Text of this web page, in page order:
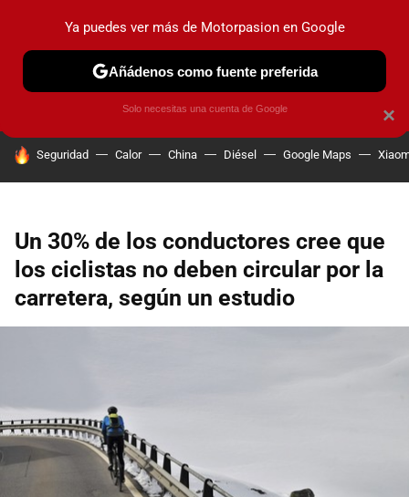
PRUEBAS COCHES ELÉCTRICOS OBSERVATORIO
HOY SE HABLA DE
Seguridad Calor China Diésel Google Maps
Un 30% de los conductores cree que
los ciclistas no deben circular por la
carretera, según un estudio
×
Ya puedes ver más de Motorpasion en Google
Añádenos como fuente preferida
Solo necesitas una cuenta de Google